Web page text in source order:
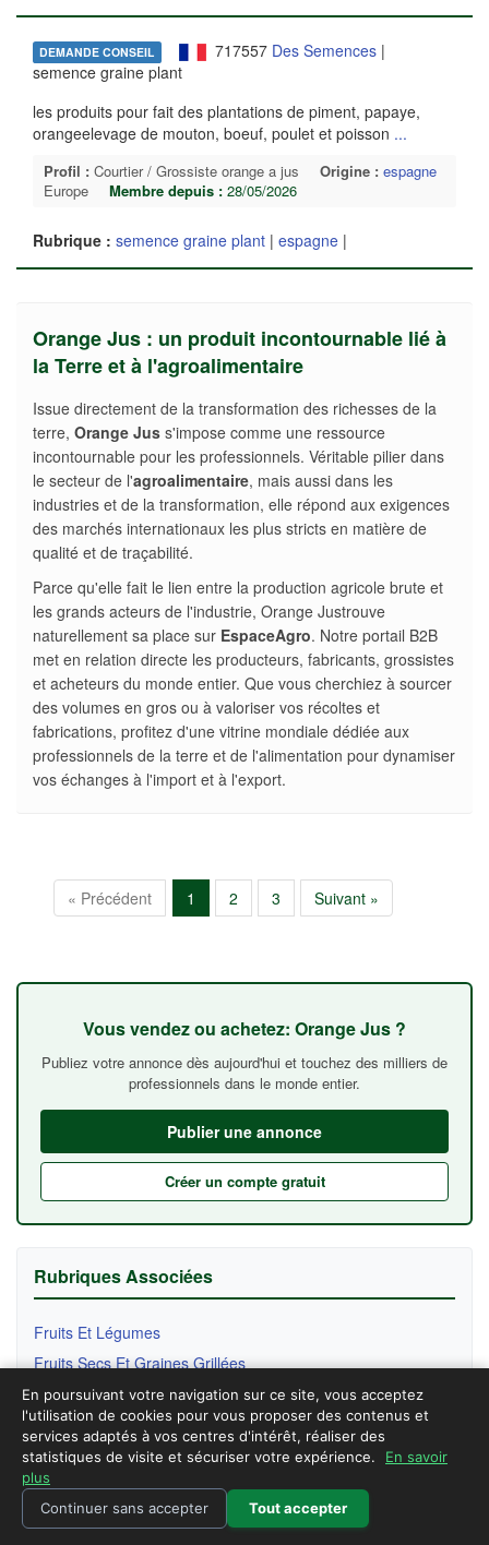
DEMANDE CONSEIL 717557 Des Semences|
semence graine plant
les produits pour fait des plantations de piment, papaye,
orangeelevage de mouton, boeuf, poulet et poisson ...
Profil : Courtier / Grossiste orange a jus Origine : espagne
Europe
Membre depuis : 28/05/2026
Rubrique : semence graine plant | espagne |
Orange Jus : un produit incontournable lié à
la Terre et à l'agroalimentaire
Issue directement de la transformation des richesses de la
terre, Orange Jus s'impose comme une ressource
incontournable pour les professionnels. Véritable pilier dans
le secteur de l'agroalimentaire, mais aussi dans les
industries et de la transformation, elle répond aux exigences
des marchés internationaux les plus stricts en matière de
qualité et de traçabilité.
Parce qu'elle fait le lien entre la production agricole brute et
les grands acteurs de l'industrie, Orange Justrouve
naturellement sa place sur EspaceAgro. Notre portail B2B
met en relation directe les producteurs, fabricants, grossistes
et acheteurs du monde entier. Que vous cherchiez à sourcer
des volumes en gros ou à valoriser vos récoltes et
fabrications, profitez d'une vitrine mondiale dédiée aux
professionnels de la terre et de l'alimentation pour dynamiser
vos échanges à l'import et à l'export.
« Précédent 1 2 3 Suivant »
Vous vendez ou achetez: Orange Jus ?
Publiez votre annonce dès aujourd'hui et touchez des milliers de
professionnels dans le monde entier.
Publier une annonce
Créer un compte gratuit
Rubriques Associées
Fruits Et Légumes
Fruits Secs Et Graines Grillées
Hygiene Entretien
Huiles
Boissons Non Alcolisée
Semence Graine Plant
Autres
En poursuivant votre navigation sur ce site, vous acceptez
l'utilisation de cookies pour vous proposer des contenus et
services adaptés à vos centres d'intérêt, réaliser des
statistiques de visite et sécuriser votre expérience.
En savoir
plus
Continuer sans accepter
Tout accepter